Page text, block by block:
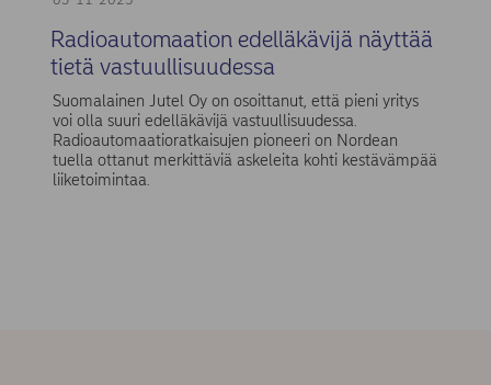
Radioautomaation edelläkävijä näyttää
tietä vastuullisuudessa
Suomalainen Jutel Oy on osoittanut, että pieni yritys
voi olla suuri edelläkävijä vastuullisuudessa.
Radioautomaatioratkaisujen pioneeri on Nordean
tuella ottanut merkittäviä askeleita kohti kestävämpää
liiketoimintaa.